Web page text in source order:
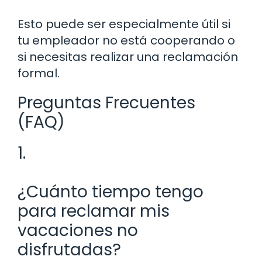
Esto puede ser especialmente útil si
tu empleador no está cooperando o
si necesitas realizar una reclamación
formal.
Preguntas Frecuentes
(FAQ)
1.
¿Cuánto tiempo tengo
para reclamar mis
vacaciones no
disfrutadas?